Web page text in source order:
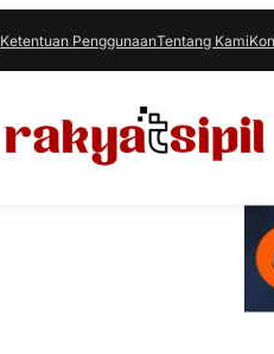
Ketentuan PenggunaanTentang Kami